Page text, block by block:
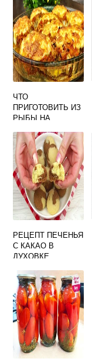
ЧТО
ПРИГОТОВИТЬ ИЗ
РЫБЫ НА
И ВКУСНО
РЕЦЕПТЫ С ФОТО
РЕЦЕПТ ПЕЧЕНЬЯ
С КАКАО В
ДУХОВКЕ
ВКУСНО